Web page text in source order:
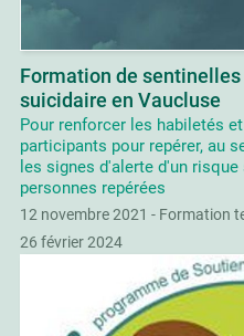
Formation de
suicidaire en Vaucluse
Pour renforcer les habiletés
participants pour repérer, au
les signes d'alerte d'un
personnes repérées
12 novembre 2021 - Formation
26 février 2024